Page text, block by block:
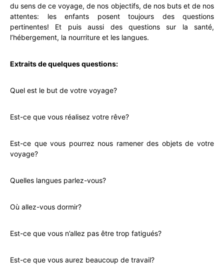
du sens de ce voyage, de nos objectifs, de nos buts et de nos
attentes: les enfants posent toujours des questions
pertinentes! Et puis aussi des questions sur la santé,
l’hébergement, la nourriture et les langues.
Extraits de quelques questions:
Quel est le but de votre voyage?
Est-ce que vous réalisez votre rêve?
Est-ce que vous pourrez nous ramener des objets de votre
voyage?
Quelles langues parlez-vous?
Où allez-vous dormir?
Est-ce que vous n’allez pas être trop fatigués?
Est-ce que vous aurez beaucoup de travail?